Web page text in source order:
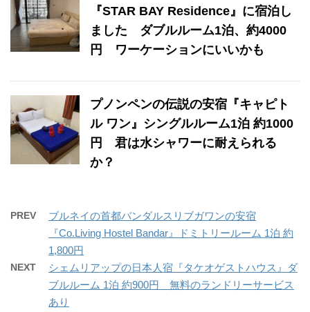
『STAR BAY Residence』に宿泊し
ました ダブルルーム1泊、約4000
円 ワーケーションにいいかも
プノンペンの伝説の安宿『キャピト
ル ワン』シングルルーム1泊 約1000
円 君は水シャワーに耐えられる
か？
PREV
ブルネイの首都バンダルスリブガワンの安宿
『Co.Living Hostel Bandar』ドミトリールーム 1泊 約
1,800円
NEXT
シェムリアップの日本人宿『タケオゲストハウス』ダ
ブルルーム 1泊 約900円 無料のランドリーサービス
あり